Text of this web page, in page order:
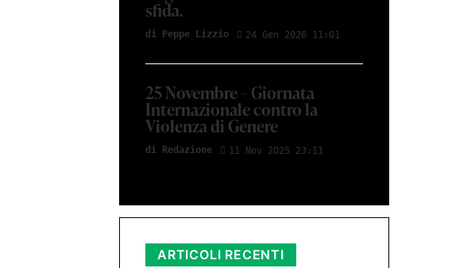
sfida.
di Peppe Lizzio 24 Gen 2026 11:01
25 Novembre – Giornata
Internazionale contro la
Violenza di Genere
di Redazione 11 Nov 2025 23:11
ARTICOLI RECENTI